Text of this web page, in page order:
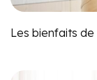
Les bienfaits